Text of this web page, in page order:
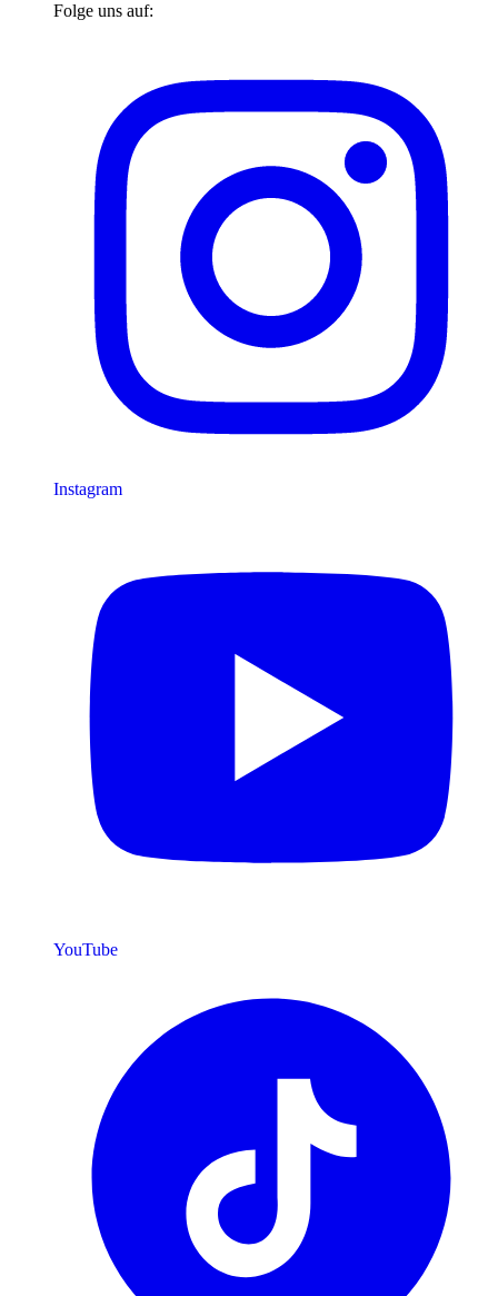
Folge uns auf:
Instagram
YouTube